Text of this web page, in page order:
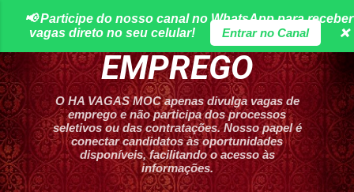
Pular para o conteúdo principal
HA VAGAS DE
EMPREGO
O HA VAGAS MOC apenas divulga vagas de
emprego e não participa dos processos
seletivos ou das contratações. Nosso papel é
conectar candidatos às oportunidades
disponíveis, facilitando o acesso às
informações.
📢 Participe do nosso canal no WhatsApp para receber
vagas direto no seu celular!
Entrar no Canal ❌